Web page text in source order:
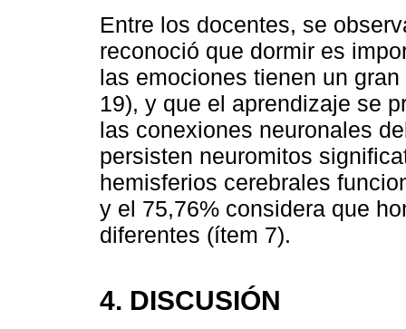
Entre los docentes, se
reconoció que dormir es
las emociones tienen un
19), y que el aprendizaje se
las conexiones neuronales
persisten neuromitos
hemisferios cerebrales
y el 75,76% considera que
diferentes (ítem 7).
4. DISCUSIÓN